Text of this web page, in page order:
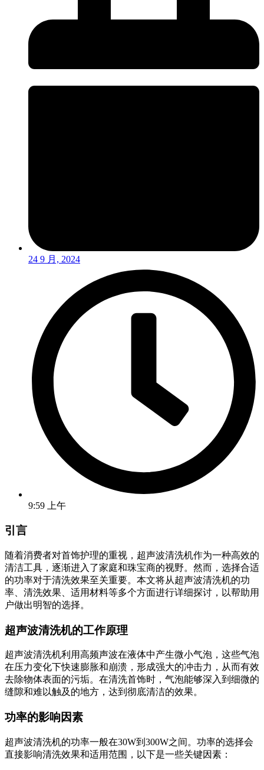
24 9 月, 2024
9:59 上午
引言
随着消费者对首饰护理的重视，超声波清洗机作为一种高效的
清洁工具，逐渐进入了家庭和珠宝商的视野。然而，选择合适
的功率对于清洗效果至关重要。本文将从超声波清洗机的功
率、清洗效果、适用材料等多个方面进行详细探讨，以帮助用
户做出明智的选择。
超声波清洗机的工作原理
超声波清洗机利用高频声波在液体中产生微小气泡，这些气泡
在压力变化下快速膨胀和崩溃，形成强大的冲击力，从而有效
去除物体表面的污垢。在清洗首饰时，气泡能够深入到细微的
缝隙和难以触及的地方，达到彻底清洁的效果。
功率的影响因素
超声波清洗机的功率一般在30W到300W之间。功率的选择会
直接影响清洗效果和适用范围，以下是一些关键因素：